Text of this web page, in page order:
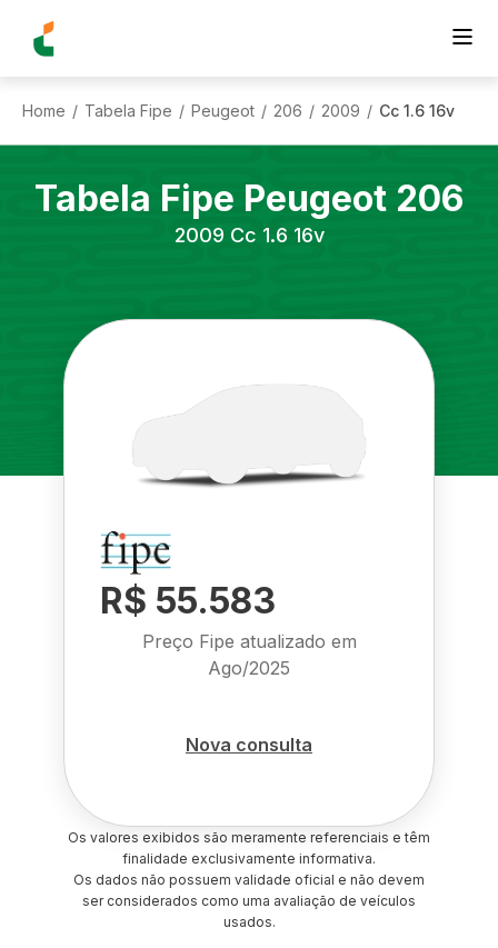
Home / Tabela Fipe / Peugeot / 206 / 2009 / Cc 1.6 16v
Tabela Fipe Peugeot 206
2009 Cc 1.6 16v
R$ 55.583
Preço Fipe atualizado em
Ago/2025
Nova consulta
Os valores exibidos são meramente referenciais e têm
finalidade exclusivamente informativa.
Os dados não possuem validade oficial e não devem
ser considerados como uma avaliação de veículos
usados.